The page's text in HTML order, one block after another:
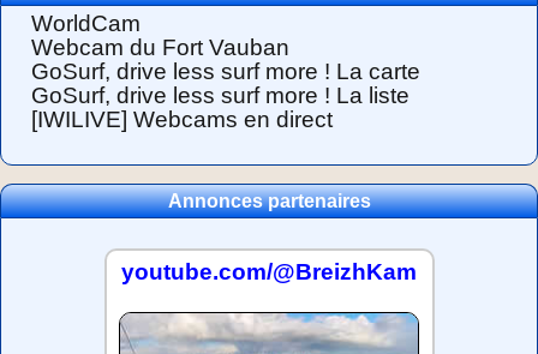
WorldCam
Webcam du Fort Vauban
GoSurf, drive less surf more ! La carte
GoSurf, drive less surf more ! La liste
[IWILIVE] Webcams en direct
Annonces partenaires
youtube.com/@BreizhKam